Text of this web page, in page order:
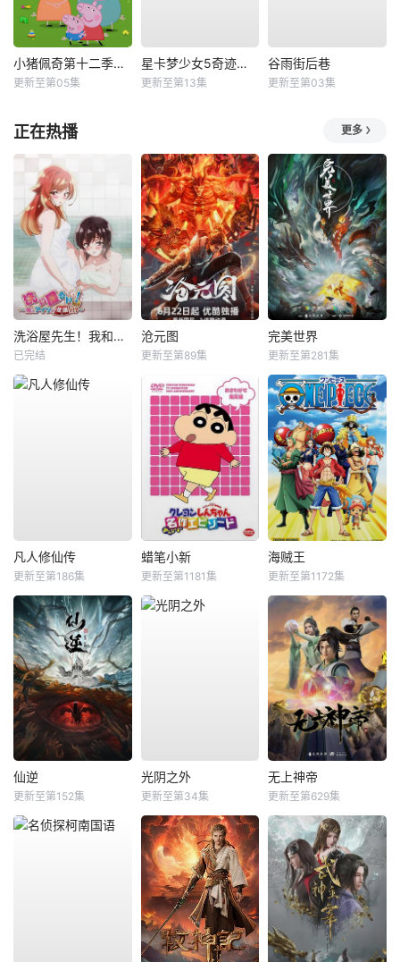
小猪佩奇第十二季国语
更新至第05集
星卡梦少女5奇迹绽放
更新至第13集
谷雨街后巷
更新至第03集
正在热播 更多
洗浴屋先生！我和那家伙在女浴池！？
已完结
沧元图
更新至第89集
完美世界
更新至第281集
凡人修仙传
更新至第186集
蜡笔小新
更新至第1181集
海贼王
更新至第1172集
仙逆
更新至第152集
光阴之外
更新至第34集
无上神帝
更新至第629集